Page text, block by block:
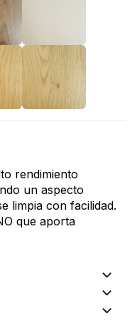
rendimiento
un aspecto
limpia con facilidad.
que aporta